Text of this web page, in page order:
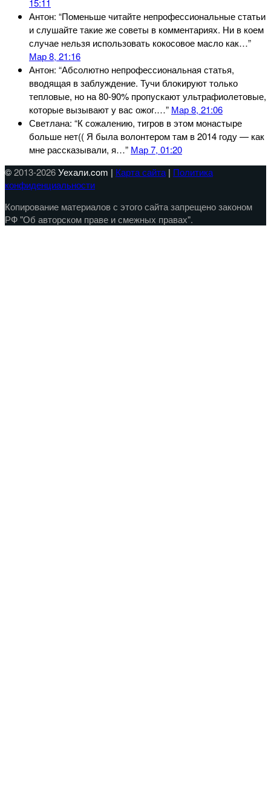
15:11
Антон: “Поменьше читайте непрофессиональные статьи
и слушайте такие же советы в комментариях. Ни в коем
случае нельзя использовать кокосовое масло как…”
Мар 8, 21:16
Антон: “Абсолютно непрофессиональная статья,
вводящая в заблуждение. Тучи блокируют только
тепловые, но на 80-90% пропускают ультрафиолетовые,
которые вызывают у вас ожог.…” Мар 8, 21:06
Светлана: “К сожалению, тигров в этом монастыре
больше нет(( Я была волонтером там в 2014 году — как
мне рассказывали, я…” Мар 7, 01:20
©2013-2026Уехали.com | Карта сайта | Политика
конфиденциальности
Копирование материалов с этого сайта запрещено законом
РФ "Об авторском праве и смежных правах".